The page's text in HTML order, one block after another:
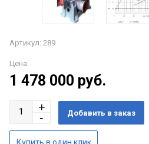
Артикул: 289
Цена:
1 478 000 руб.